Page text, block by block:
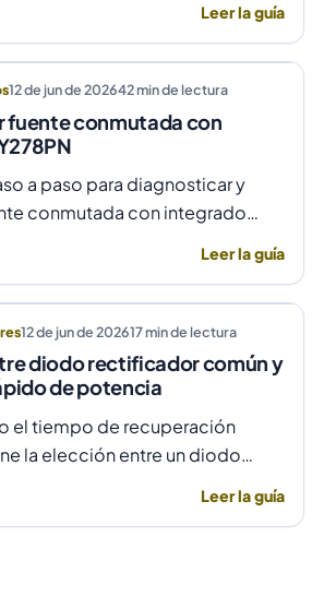
Leer la guía
12 de jun de 202642min de lectura
fuente conmutada con
a paso para diagnosticar y
conmutada con integrado
Leer la guía
12 de jun de 202617min de lectura
diodo rectificador común y
de potencia
el tiempo de recuperación
la elección entre un diodo
Leer la guía